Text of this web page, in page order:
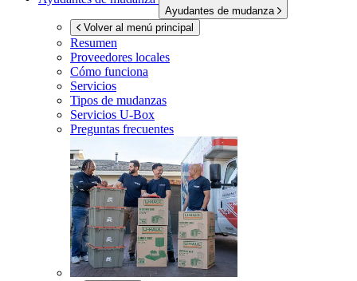
Ayudantes de mudanza
Volver al menú principal
Resumen
Proveedores locales
Cómo funciona
Servicios
Tipos de mudanzas
Servicios U-Box
Preguntas frecuentes